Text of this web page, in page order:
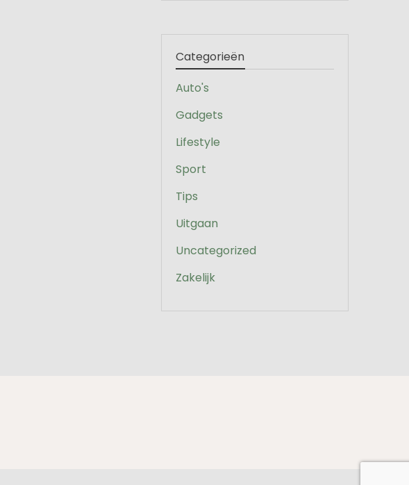
Categorieën
Auto's
Gadgets
Lifestyle
Sport
Tips
Uitgaan
Uncategorized
Zakelijk